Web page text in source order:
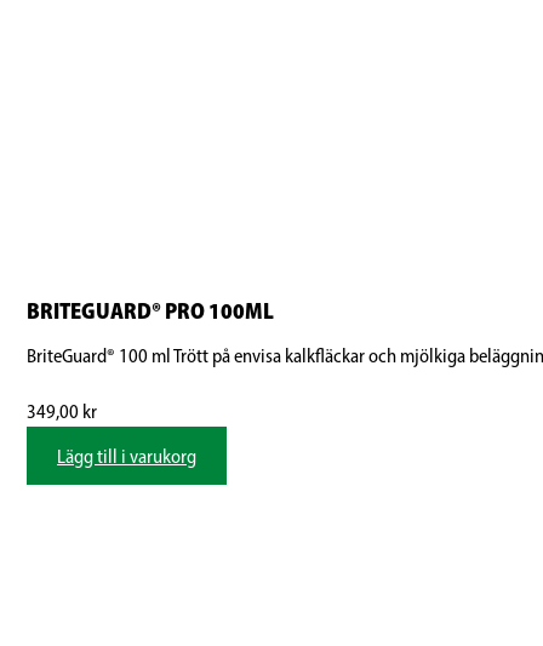
BRITEGUARD® PRO 100ML
BriteGuard® 100 ml Trött på envisa kalkfläckar och mjölkiga
349,00 kr
Lägg till i varukorg